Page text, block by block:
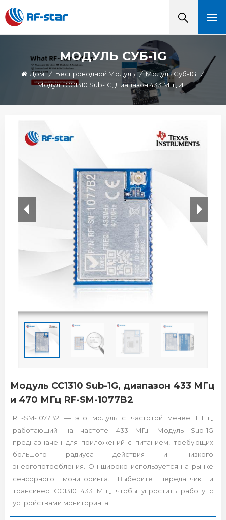
МОДУЛЬ СУБ-1G
Дом / Беспроводной Модуль / Модуль Суб-1G
/
Модуль CC1310 Sub-1G, Диапазон 433 МГц И 470 МГц RF-SM-1077B2
Модуль CC1310 Sub-1G, диапазон 433 МГц
и 470 МГц RF-SM-1077B2
RF-SM-1077B2 — это модуль с частотой менее 1 ГГц,
работающий на частоте 433 МГц. Модуль Sub-1G
предназначен для приложений с питанием, требующих
большого радиуса действия и низкого
энергопотребления. Он широко используется на рынке
сенсорного мониторинга. Выберите передатчик и
трансивер CC1310 433 МГц, чтобы упростить работу с
устройствами мониторинга.